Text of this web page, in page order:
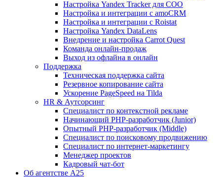
Настройка Yandex Tracker для СОО
Настройка и интеграции с amoCRM
Настройка и интеграции с Roistat
Настройка Yandex DataLens
Внедрение и настройка Carrot Quest
Команда онлайн-продаж
Выход из офлайна в онлайн
Поддержка
Техническая поддержка сайта
Резервное копирование сайта
Ускорение PageSpeed на Tilda
HR & Аутсорсинг
Специалист по контекстной рекламе
Начинающий PHP-разработчик (Junior)
Опытный PHP-разработчик (Middle)
Специалист по поисковому продвижению
Специалист по интернет-маркетингу
Менеджер проектов
Кадровый чат-бот
Об агентстве А25